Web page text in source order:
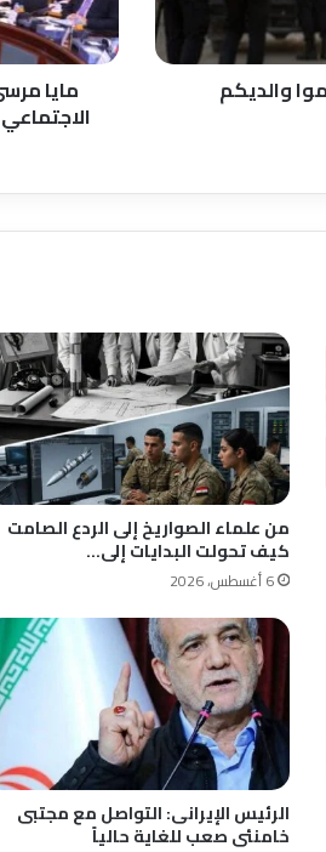
والديكم
ناصر
الاجتماعي
وتناقش
التخطيطية
المالي
مايا
من علماء الصواريخ إلى الردع الصامت
كيف تحولت البدايات إلى…
6 أغسطس، 2026
الرئيس الإيرانى: التواصل مع مجتبى
خامنئى صعب للغاية حالياً